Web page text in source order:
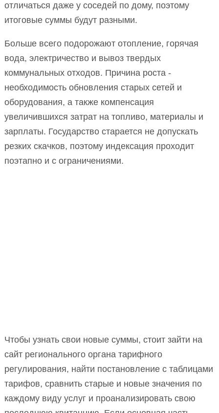
отличаться даже у соседей по дому, поэтому
итоговые суммы будут разными.
Больше всего подорожают отопление, горячая
вода, электричество и вывоз твердых
коммунальных отходов. Причина роста -
необходимость обновления старых сетей и
оборудования, а также компенсация
увеличившихся затрат на топливо, материалы и
зарплаты. Государство старается не допускать
резких скачков, поэтому индексация проходит
поэтапно и с ограничениями.
Чтобы узнать свои новые суммы, стоит зайти на
сайт регионального органа тарифного
регулирования, найти постановление с таблицами
тарифов, сравнить старые и новые значения по
каждому виду услуг и проанализировать свою